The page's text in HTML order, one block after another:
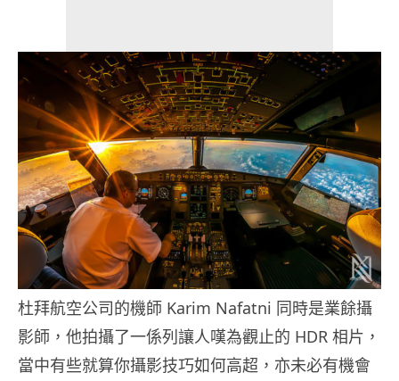
杜拜航空公司的機師 Karim Nafatni 同時是業餘攝
影師，他拍攝了一係列讓人嘆為觀止的 HDR 相片，
當中有些就算你攝影技巧如何高超，亦未必有機會